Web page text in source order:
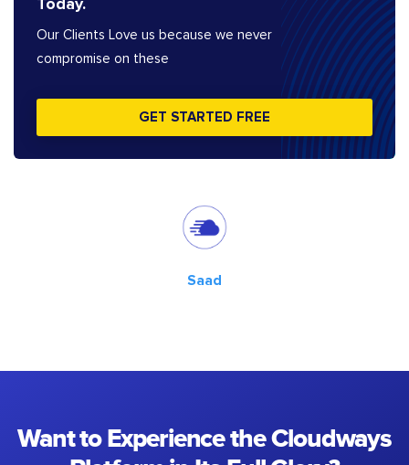
Today.
Our Clients Love us because we never
compromise on these
GET STARTED FREE
Saad
Want to Experience the Cloudways